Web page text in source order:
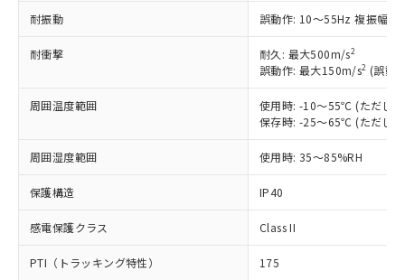
耐振動 誤動作: 10～55Hz 複振幅
耐衝撃 耐久: 最大500m/s2
誤動作: 最大150m/s2 (誤動
周囲温度範囲
使用時: -10～55℃ (ただし
保存時: -25～65℃ (ただし
周囲湿度範囲 使用時: 35～85%RH
保護構造 IP40
感電保護クラス Class II
PTI（トラッキング特性） 175
本サービスは、当社制御機器事業取扱
商品の当社在庫状況および標準価格
(税抜)を提供させていただくもので
当社制御機器事業取扱商品の中には、
本サービスの対象外となる商品もある
在庫状況および標準価格照会結果は、
記載している更新日時点での社内デー
タに基づき作成されるものであり、閲
覧された時点での実際の在庫および標
準価格とは異なる場合があることをご
了承ください。
調査・確認中：EU RoHS指令（10物質）の
非含有の対応状況を調査中または確認中の
非該当品：ライセンス料など無形物で、有
害物質有無と関係のない商品です。
仕入先様の事情により、非含有部品として
いたものが、含有品と判明した場合などや
むを得ず変更することがあります。
ミウム(Cd) 100ppm以下、
六価クロム(Cr(Ⅵ)) 1000ppm以下、ポリ臭化ビフェニル
類(PBB) 1000ppm以下、ポリ臭化ジフェニルエーテル類
(PBDE) 1000ppm以下、フタル酸ビス(2-エチルヘキシ
「○」：最大均質材料含有率が中国RoHSの
基準値以下であることを示します。
「×」：最大均質材料含有率が中国RoHSの
基準値を超えていることを示します。
「－」：未確認です。当社販売部門へお問
*中国RoHS10物質の基準値 (GB/T26572)：
Pb(鉛) :1000ppm、 Hg(水銀) : 1000ppm、 Cd(カドミウ
Cr(Ⅵ)(六価クロム) : 1000ppm、 PBBs(ポリ臭化ビフェ
当社は、これら貴社製品のうち、外国
為替および外国貿易法に定める商品
（以下｢規制貨物等」という）を輸出
または国外への提供する場合は、日本
国政府の輸出許可(または役務取引許
可)を取得するなどの必要な手続きを
とります。
号